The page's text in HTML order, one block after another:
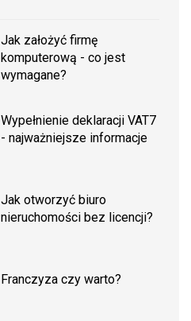
Jak założyć firmę
komputerową - co jest
wymagane?
Wypełnienie deklaracji VAT7
- najważniejsze informacje
Jak otworzyć biuro
nieruchomości bez licencji?
Franczyza czy warto?